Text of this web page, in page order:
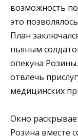
возможность
это
План
пьяным
опекуна
отвлечь
медицинских
Окно
Розина вместе